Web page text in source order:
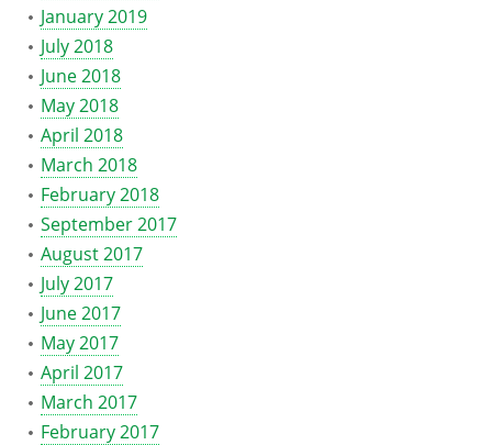
January 2019
July 2018
June 2018
May 2018
April 2018
March 2018
February 2018
September 2017
August 2017
July 2017
June 2017
May 2017
April 2017
March 2017
February 2017